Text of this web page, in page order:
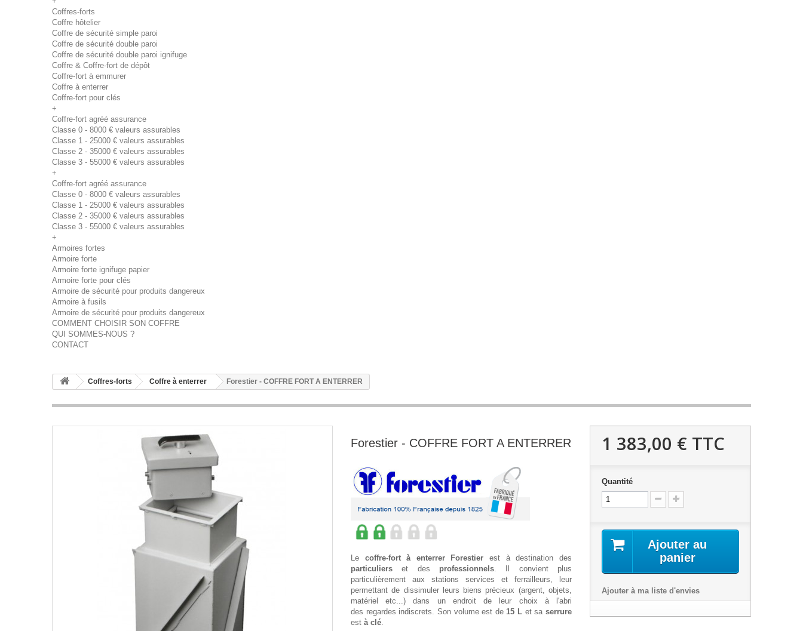
Coffres-forts
Coffre hôtelier
Coffre de sécurité simple paroi
Coffre de sécurité double paroi
Coffre de sécurité double paroi ignifuge
Coffre & Coffre-fort de dépôt
Coffre-fort à emmurer
Coffre à enterrer
Coffre-fort pour clés
+
Coffre-fort agréé assurance
Classe 0 - 8000 € valeurs assurables
Classe 1 - 25000 € valeurs assurables
Classe 2 - 35000 € valeurs assurables
Classe 3 - 55000 € valeurs assurables
+
Coffre-fort agréé assurance
Classe 0 - 8000 € valeurs assurables
Classe 1 - 25000 € valeurs assurables
Classe 2 - 35000 € valeurs assurables
Classe 3 - 55000 € valeurs assurables
+
Armoires fortes
Armoire forte
Armoire forte ignifuge papier
Armoire forte pour clés
Armoire de sécurité pour produits dangereux
Armoire à fusils
Armoire de sécurité pour produits dangereux
COMMENT CHOISIR SON COFFRE
QUI SOMMES-NOUS ?
CONTACT
Coffres-forts Coffre à enterrer Forestier - COFFRE FORT A ENTERRER
Forestier - COFFRE FORT A ENTERRER
Le coffre-fort à enterrer Forestier est à destination des
particuliers et des professionnels. Il convient plus
particulièrement aux stations services et ferrailleurs, leur
permettant de dissimuler leurs biens précieux (argent, objets,
matériel etc...) dans un endroit de leur choix à l'abri
des regardes indiscrets. Son volume est de15 L et sa serrure
est à clé.
1 383,00 € TTC
Quantité
Ajouter au
panier
Ajouter à ma liste d'envies